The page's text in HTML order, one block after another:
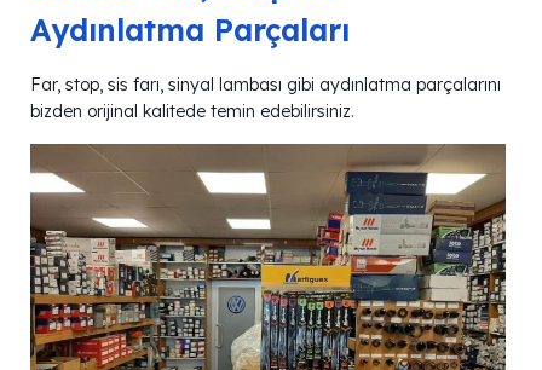
Aydınlatma Parçaları
Far, stop, sis farı, sinyal lambası gibi aydınlatma parçalarını
bizden orijinal kalitede temin edebilirsiniz.